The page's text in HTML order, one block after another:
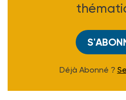
Déjà Abonné ?